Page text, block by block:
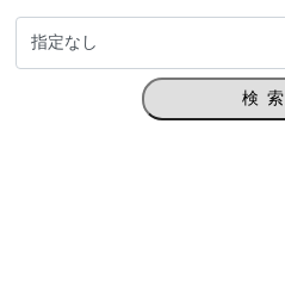
検索